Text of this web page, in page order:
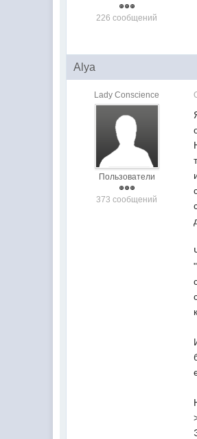
226 сообщений
Alya
Lady Сonscience
Пользователи
373 сообщений